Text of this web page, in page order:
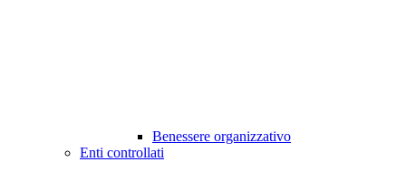
Benessere organizzativo
Enti controllati